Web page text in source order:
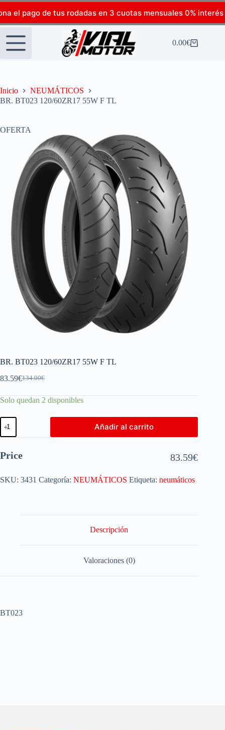
el pago de tus rodadas en 3 cuotas mensuales 0% interés
0.00€
Inicio
NEUMÁTICOS
BR. BT023 120/60ZR17 55W F TL
OFERTA
BR. BT023 120/60ZR17 55W F TL
134.00€
83.59€
Solo quedan 2 disponibles
Añadir al carrito
Price 83.59€
SKU: 3431 Categoría: NEUMÁTICOS Etiqueta: neumáticos
Descripción
Valoraciones (0)
BT023